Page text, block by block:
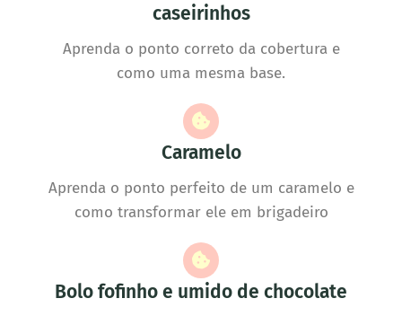
caseirinhos
Aprenda o ponto correto da cobertura e
como uma mesma base.
Caramelo
Aprenda o ponto perfeito de um caramelo e
como transformar ele em brigadeiro
Bolo fofinho e umido de chocolate